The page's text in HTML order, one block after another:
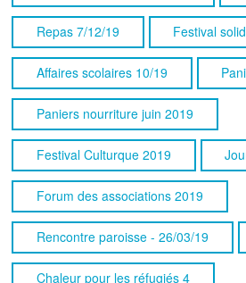
Repas 7/12/19 Festival
Affaires scolaires 10/19
Paniers nourriture juin 2019
Festival Culturque 2019
Forum des associations 2019
Rencontre paroisse - 26/03/19
Chaleur pour les réfugiés 4